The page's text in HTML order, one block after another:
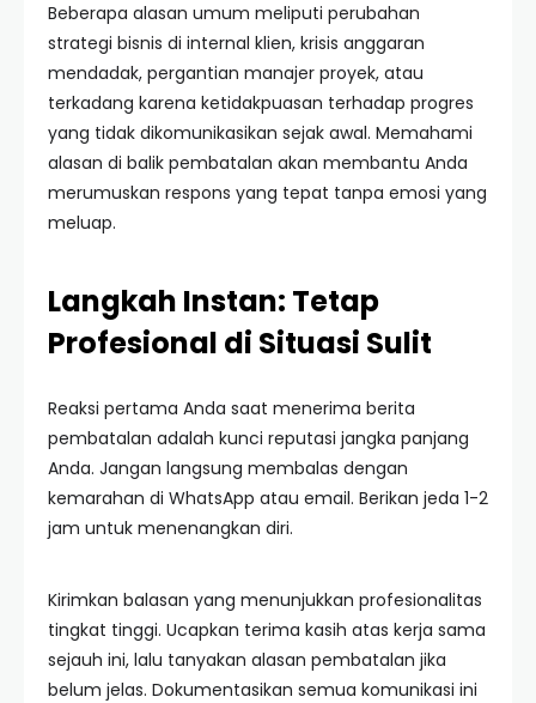
Beberapa alasan umum meliputi perubahan
strategi bisnis di internal klien, krisis anggaran
mendadak, pergantian manajer proyek, atau
terkadang karena ketidakpuasan terhadap progres
yang tidak dikomunikasikan sejak awal. Memahami
alasan di balik pembatalan akan membantu Anda
merumuskan respons yang tepat tanpa emosi yang
meluap.
Langkah Instan: Tetap
Profesional di Situasi Sulit
Reaksi pertama Anda saat menerima berita
pembatalan adalah kunci reputasi jangka panjang
Anda. Jangan langsung membalas dengan
kemarahan di WhatsApp atau email. Berikan jeda 1-2
jam untuk menenangkan diri.
Kirimkan balasan yang menunjukkan profesionalitas
tingkat tinggi. Ucapkan terima kasih atas kerja sama
sejauh ini, lalu tanyakan alasan pembatalan jika
belum jelas. Dokumentasikan semua komunikasi ini